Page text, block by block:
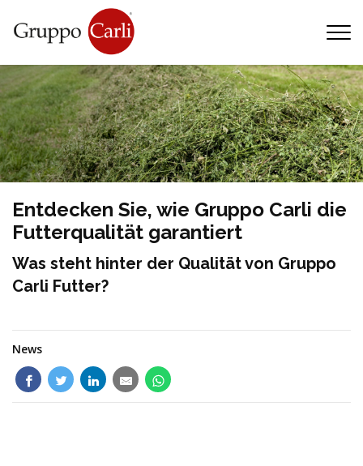
Produkte
T—info@gruppocarli.com
Entdecken Sie, wie Gruppo Carli die
Futterqualität garantiert
Was steht hinter der Qualität von Gruppo
Carli Futter?
News